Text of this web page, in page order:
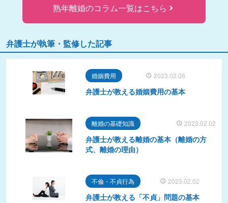
熟年離婚のコラム一覧はこちら
弁護士が執筆・監修した記事
婚姻費用 2023.02.06
弁護士が教える婚姻費用の基本
離婚の基礎知識 2023.02.02
弁護士が教える離婚の基本（離婚の方
式、離婚の理由）
不倫・不貞行為 2023.02.02
弁護士が教える「不貞」問題の基本